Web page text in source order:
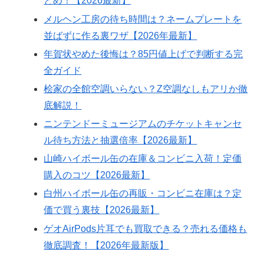
メルヘン工房の待ち時間は？ネームプレートを
並ばずに作る裏ワザ【2026年最新】
年賀状やめた後悔は？85円値上げで判断する完
全ガイド
桧家の全館空調いらない？Z空調なしもアリか徹
底解説！
ニンテンドーミュージアムのチケットキャンセ
ル待ち方法と抽選倍率【2026最新】
山崎ハイボール缶の在庫＆コンビニ入荷！定価
購入のコツ【2026最新】
白州ハイボール缶の再販・コンビニ在庫は？定
価で買う裏技【2026最新】
ゲオAirPods片耳でも買取できる？売れる価格も
徹底調査！【2026年最新版】